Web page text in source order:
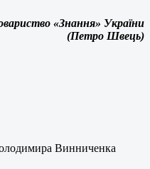
«Знання» України
(Петро Швець)
Винниченка